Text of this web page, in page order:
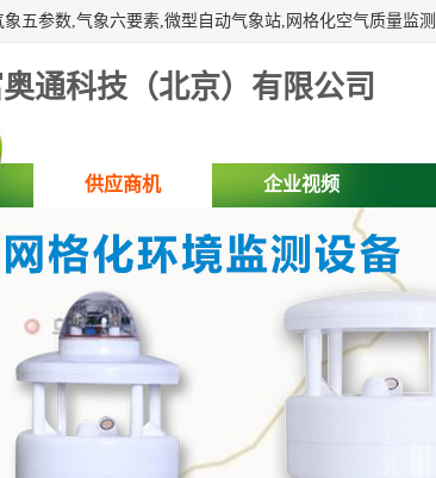
通科技（北京）有限公司
供应商机 企业视频